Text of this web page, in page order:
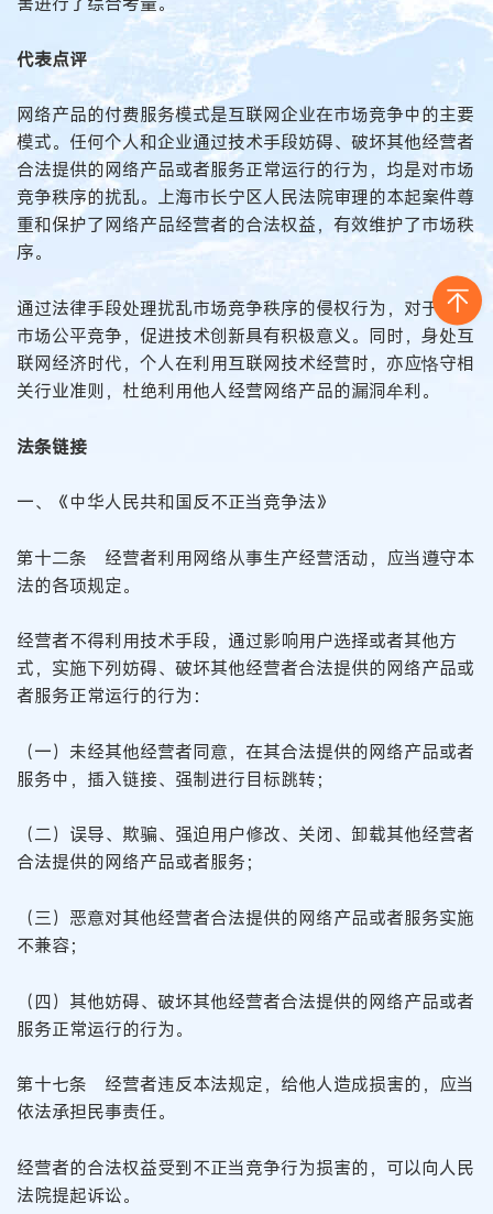
代表点评
网络产品的付费服务模式是互联网企业在市场竞争中的主要
模式。任何个人和企业通过技术手段妨碍、破坏其他经营者
合法提供的网络产品或者服务正常运行的行为，均是对市场
竞争秩序的扰乱。上海市长宁区人民法院审理的本起案件尊
重和保护了网络产品经营者的合法权益，有效维护了市场秩
序。
通过法律手段处理扰乱市场竞争秩序的侵权行为，对于保护
市场公平竞争，促进技术创新具有积极意义。同时，身处互
联网经济时代，个人在利用互联网技术经营时，亦应恪守相
关行业准则，杜绝利用他人经营网络产品的漏洞牟利。
法条链接
一、《中华人民共和国反不正当竞争法》
第十二条 经营者利用网络从事生产经营活动，应当遵守本
法的各项规定。
经营者不得利用技术手段，通过影响用户选择或者其他方
式，实施下列妨碍、破坏其他经营者合法提供的网络产品或
者服务正常运行的行为：
（一）未经其他经营者同意，在其合法提供的网络产品或者
服务中，插入链接、强制进行目标跳转；
（二）误导、欺骗、强迫用户修改、关闭、卸载其他经营者
合法提供的网络产品或者服务；
（三）恶意对其他经营者合法提供的网络产品或者服务实施
不兼容；
（四）其他妨碍、破坏其他经营者合法提供的网络产品或者
服务正常运行的行为。
第十七条 经营者违反本法规定，给他人造成损害的，应当
依法承担民事责任。
经营者的合法权益受到不正当竞争行为损害的，可以向人民
法院提起诉讼。